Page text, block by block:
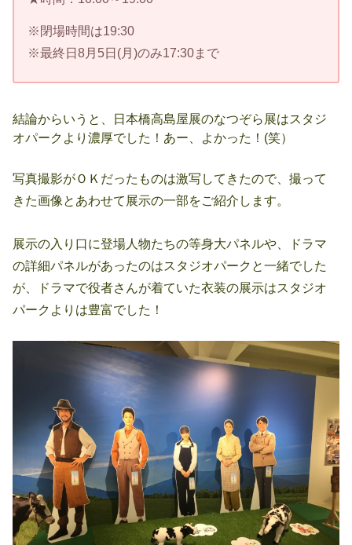
※閉場時間は19:30
※最終日8月5日(月)のみ17:30まで
結論からいうと、日本橋高島屋展のなつぞら展はスタジ
オパークより濃厚でした！あー、よかった！(笑）
写真撮影がＯＫだったものは激写してきたので、撮って
きた画像とあわせて展示の一部をご紹介します。
展示の入り口に登場人物たちの等身大パネルや、ドラマ
の詳細パネルがあったのはスタジオパークと一緒でした
が、ドラマで役者さんが着ていた衣装の展示はスタジオ
パークよりは豊富でした！